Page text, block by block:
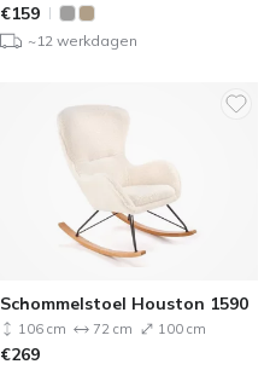
€159
~12 werkdagen
Schommelstoel Houston 1590
106 cm 72 cm 100 cm
€269